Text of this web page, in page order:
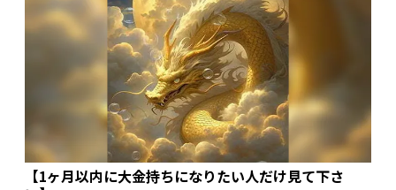
【1ヶ月以内に大金持ちになりたい人だけ見て下さ